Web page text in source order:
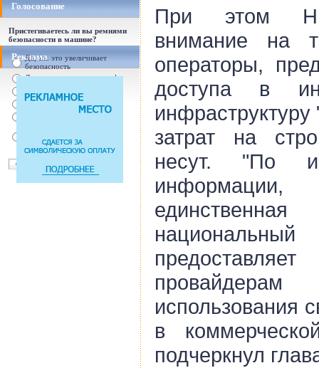
Голосование
Пристегиваетесь ли вы ремнями
безопасности в машине?
Да, т.к. это увеличивает
безопасность
Да, т.к. увеличились штрафы
Нет, с ремнем не удобно
Нет, Я уверен в себе
пристегива
Реклама
При этом
внимание на
операторы,
доступа в
затрат на
несут. "По
использования
в
подчеркнул